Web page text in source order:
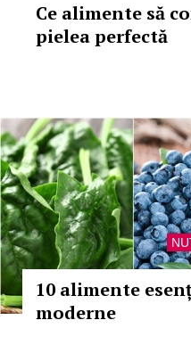
Ce alimente să
pielea perfectă
10 alimente
moderne